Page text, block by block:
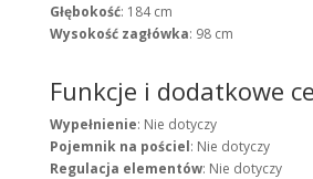
Głębokość: 184 cm
Wysokość zagłówka: 98 cm
Funkcje i dodatkowe
Wypełnienie: Nie dotyczy
Pojemnik na pościel: Nie dotyczy
Regulacja elementów: Nie dotyczy